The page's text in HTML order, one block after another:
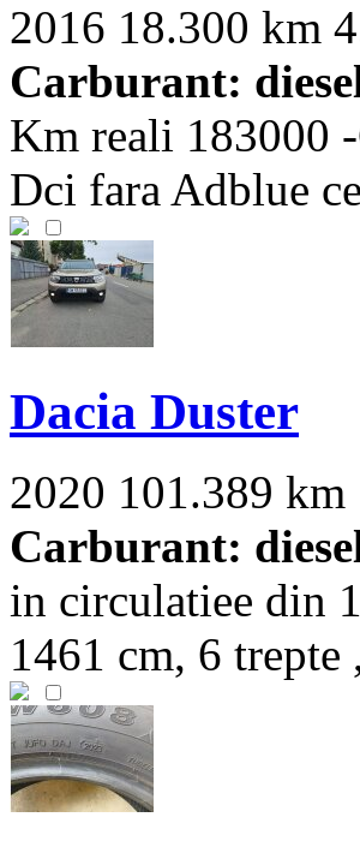
2016 18.300 km
Carburant:
Km reali 183000
Dci fara Adblue
Dacia Duster
2020 101.389 km
Carburant:
in circulatiee din
1461 cm, 6